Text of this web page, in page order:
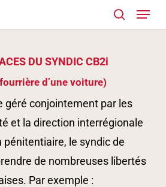
search
Menu
DU SYNDIC CB2i
d’une voiture)
géré conjointement par les
et la direction interrégionale
pénitentiaire, le syndic de
de nombreuses libertés
Par exemple :